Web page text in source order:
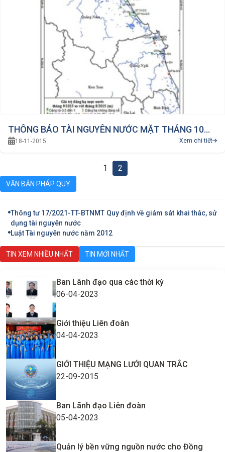
THÔNG BÁO TÀI NGUYÊN NƯỚC MẶT THÁNG 10
NĂM 2015 KHU VỰC TÂY NGUYÊN VÀ DUYÊN HẢI
18-11-2015 Xem chi tiết
1 2
VĂN BẢN PHÁP QUY
Thông tư 17/2021-TT-BTNMT Quy định về giám sát khai thác, sử
dụng tài nguyên nước
Luật Tài nguyên nước năm 2012
TIN XEM NHIỀU NHẤT TIN MỚI NHẤT
Ban Lãnh đạo qua các thời kỳ
06-04-2023
Giới thiệu Liên đoàn
04-04-2023
GIỚI THIỆU MẠNG LƯỚI QUAN TRẮC
22-09-2015
Ban Lãnh đạo Liên đoàn
05-04-2023
Quản lý bền vững nguồn nước cho Đồng